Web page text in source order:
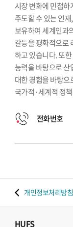
시장 변화에 민첩하
주도할 수 있는 인
보유하여 세계인과
갈등을 평화적으로
하고 있습니다. 또
능력을 바탕으로
대한 경험을 바탕
국가적·세계적 정
전화번호
개인정보처리방침
HUFS